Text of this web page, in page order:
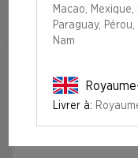
SUPER SONIC
Macao,
Paraguay,
Nam
Livrer à: